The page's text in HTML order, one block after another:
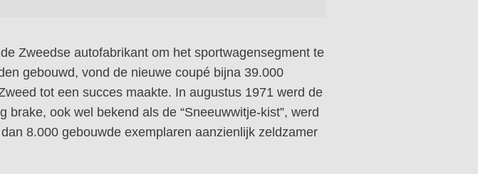
Zweedse autofabrikant om het sportwagensegment te
gebouwd, vond de nieuwe coupé bijna 39.000
tot een succes maakte. In augustus 1971 werd de
ook wel bekend als de “Sneeuwwitje-kist”, werd
8.000 gebouwde exemplaren aanzienlijk zeldzamer